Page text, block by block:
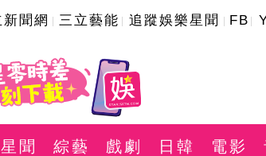
新聞網 三立藝能 追蹤娛樂星聞 FB
星聞 綜藝 戲劇 日韓 電影